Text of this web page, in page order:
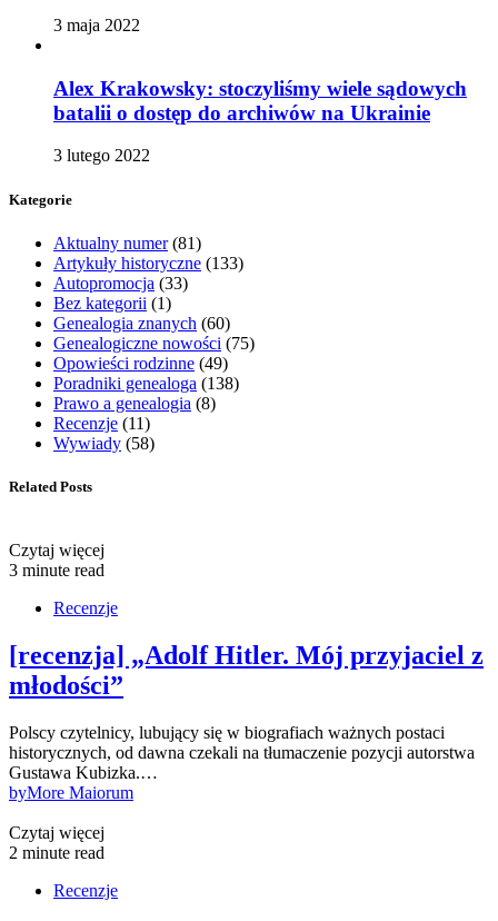
3 maja 2022
Alex Krakowsky: stoczyliśmy wiele sądowych
batalii o dostęp do archiwów na Ukrainie
3 lutego 2022
Kategorie
Aktualny numer(81)
Artykuły historyczne (133)
Autopromocja (33)
Bez kategorii (1)
Genealogia znanych (60)
Genealogiczne nowości (75)
Opowieści rodzinne (49)
Poradniki genealoga (138)
Prawo a genealogia (8)
Recenzje (11)
Wywiady (58)
Related Posts
Czytaj więcej
3 minute read
Recenzje
[recenzja] „Adolf Hitler. Mój przyjaciel z
młodości”
Polscy czytelnicy, lubujący się w biografiach ważnych postaci
historycznych, od dawna czekali na tłumaczenie pozycji autorstwa
Gustawa Kubizka.…
byMore Maiorum
Czytaj więcej
2 minute read
Recenzje